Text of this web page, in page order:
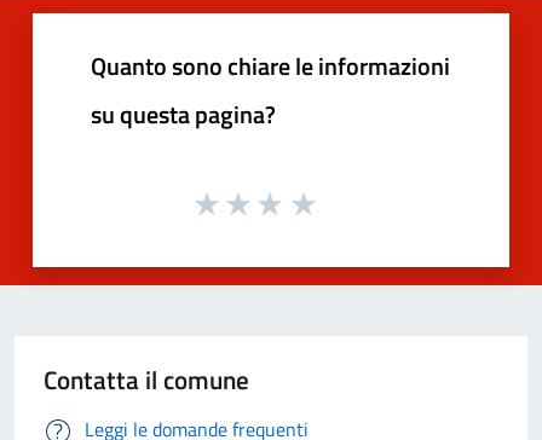
Quanto sono chiare le informazioni
su questa pagina?
Contatta il comune
Leggi le domande frequenti